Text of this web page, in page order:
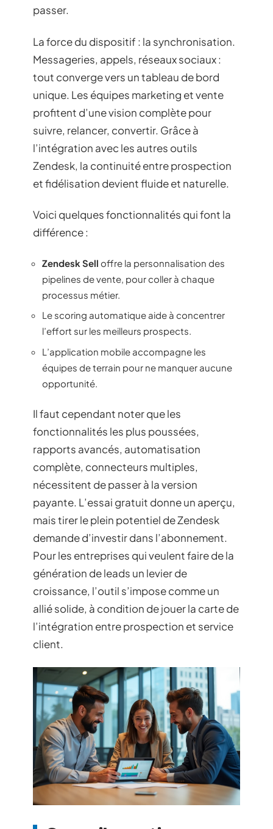
passer.
La force du dispositif : la synchronisation.
Messageries, appels, réseaux sociaux :
tout converge vers un tableau de bord
unique. Les équipes marketing et vente
profitent d’une vision complète pour
suivre, relancer, convertir. Grâce à
l’intégration avec les autres outils
Zendesk, la continuité entre prospection
et fidélisation devient fluide et naturelle.
Voici quelques fonctionnalités qui font la
différence :
Zendesk Sell offre la personnalisation des
pipelines de vente, pour coller à chaque
processus métier.
Le scoring automatique aide à concentrer
l’effort sur les meilleurs prospects.
L’application mobile accompagne les
équipes de terrain pour ne manquer aucune
opportunité.
Il faut cependant noter que les
fonctionnalités les plus poussées,
rapports avancés, automatisation
complète, connecteurs multiples,
nécessitent de passer à la version
payante. L’essai gratuit donne un aperçu,
mais tirer le plein potentiel de Zendesk
demande d’investir dans l’abonnement.
Pour les entreprises qui veulent faire de la
génération de leads un levier de
croissance, l’outil s’impose comme un
allié solide, à condition de jouer la carte de
l’intégration entre prospection et service
client.